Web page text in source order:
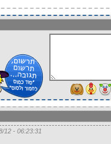
06:23:31 - 18/08/12